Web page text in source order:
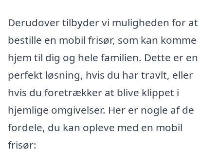
Derudover tilbyder vi muligheden for at
bestille en mobil frisør, som kan komme
hjem til dig og hele familien. Dette er en
perfekt løsning, hvis du har travlt, eller
hvis du foretrækker at blive klippet i
hjemlige omgivelser. Her er nogle af de
fordele, du kan opleve med en mobil
frisør: